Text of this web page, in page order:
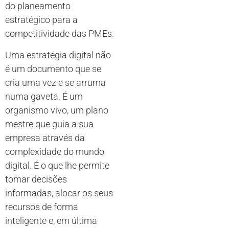
do planeamento
estratégico para a
competitividade das PMEs.
Uma estratégia digital não
é um documento que se
cria uma vez e se arruma
numa gaveta. É um
organismo vivo, um plano
mestre que guia a sua
empresa através da
complexidade do mundo
digital. É o que lhe permite
tomar decisões
informadas, alocar os seus
recursos de forma
inteligente e, em última